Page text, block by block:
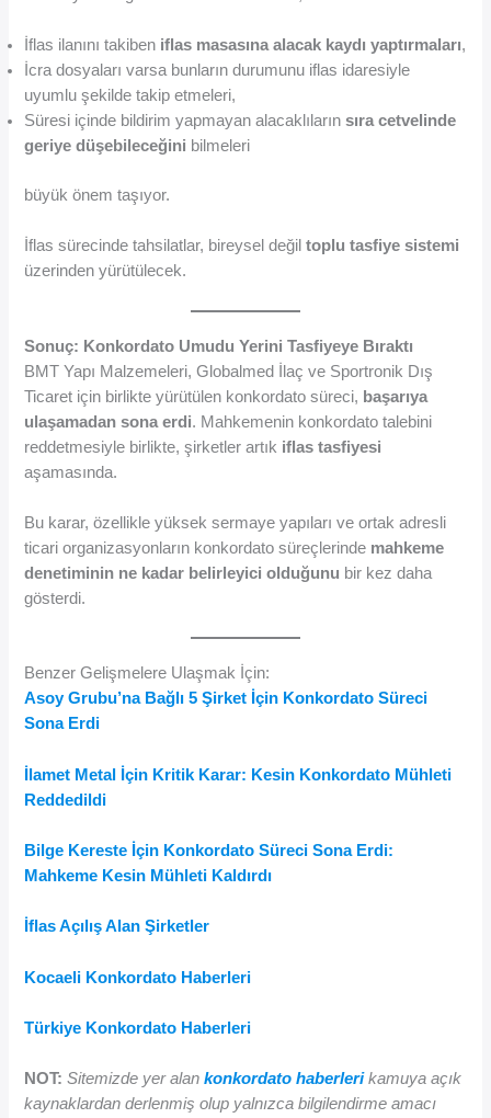
İflas ilanını takiben iflas masasına alacak kaydı yaptırmaları,
İcra dosyaları varsa bunların durumunu iflas idaresiyle
uyumlu şekilde takip etmeleri,
Süresi içinde bildirim yapmayan alacaklılarınsıra cetvelinde
geriye düşebileceğini bilmeleri
büyük önem taşıyor.
İflas sürecinde tahsilatlar, bireysel değiltoplu tasfiye sistemi
üzerinden yürütülecek.
Sonuç: Konkordato Umudu Yerini Tasfiyeye Bıraktı
BMT Yapı Malzemeleri, Globalmed İlaç ve Sportronik Dış
Ticaret için birlikte yürütülen konkordato süreci, başarıya
ulaşamadan sona erdi. Mahkemenin konkordato talebini
reddetmesiyle birlikte, şirketler artık iflas tasfiyesi
aşamasında.
Bu karar, özellikle yüksek sermaye yapıları ve ortak adresli
ticari organizasyonların konkordato süreçlerinde mahkeme
denetiminin ne kadar belirleyici olduğunu bir kez daha
gösterdi.
Benzer Gelişmelere Ulaşmak İçin:
Asoy Grubu’na Bağlı 5 Şirket İçin Konkordato Süreci
Sona Erdi
İlamet Metal İçin Kritik Karar: Kesin Konkordato Mühleti
Reddedildi
Bilge Kereste İçin Konkordato Süreci Sona Erdi:
Mahkeme Kesin Mühleti Kaldırdı
İflas Açılış Alan Şirketler
Kocaeli Konkordato Haberleri
Türkiye Konkordato Haberleri
NOT:Sitemizde yer alankonkordato haberlerikamuya açık
kaynaklardan derlenmiş olup yalnızca bilgilendirme amacı